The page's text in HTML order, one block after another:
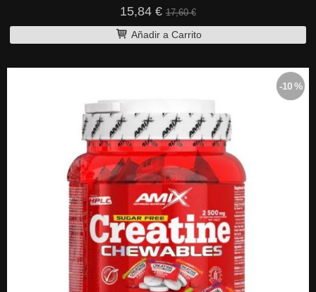
15,84 € 17,60 €
Añadir a Carrito
-10 %